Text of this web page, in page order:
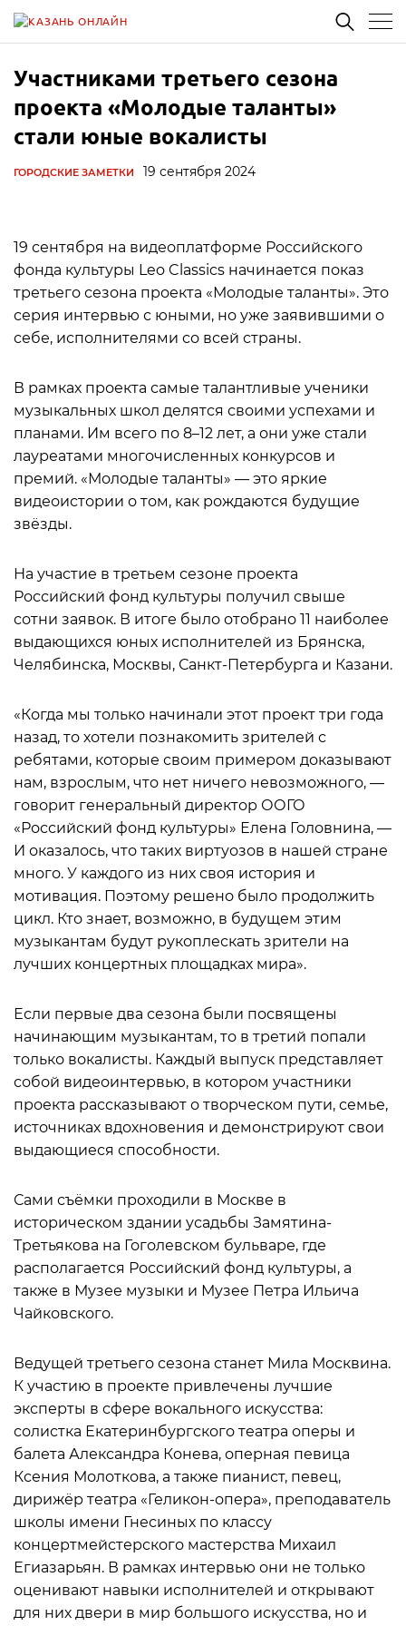
Участниками третьего сезона
проекта «Молодые таланты»
стали юные вокалисты
ГОРОДСКИЕ ЗАМЕТКИ 19 сентября 2024
19 сентября на видеоплатформе Российского
фонда культуры Leo Classics начинается показ
третьего сезона проекта «Молодые таланты». Это
серия интервью с юными, но уже заявившими о
себе, исполнителями со всей страны.
В рамках проекта самые талантливые ученики
музыкальных школ делятся своими успехами и
планами. Им всего по 8–12 лет, а они уже стали
лауреатами многочисленных конкурсов и
премий. «Молодые таланты» — это яркие
видеоистории о том, как рождаются будущие
звёзды.
На участие в третьем сезоне проекта
Российский фонд культуры получил свыше
сотни заявок. В итоге было отобрано 11 наиболее
выдающихся юных исполнителей из Брянска,
Челябинска, Москвы, Санкт-Петербурга и Казани.
«Когда мы только начинали этот проект три года
назад, то хотели познакомить зрителей с
ребятами, которые своим примером доказывают
нам, взрослым, что нет ничего невозможного, —
говорит генеральный директор ООГО
«Российский фонд культуры» Елена Головнина, —
И оказалось, что таких виртуозов в нашей стране
много. У каждого из них своя история и
мотивация. Поэтому решено было продолжить
цикл. Кто знает, возможно, в будущем этим
музыкантам будут рукоплескать зрители на
лучших концертных площадках мира».
Если первые два сезона были посвящены
начинающим музыкантам, то в третий попали
только вокалисты. Каждый выпуск представляет
собой видеоинтервью, в котором участники
проекта рассказывают о творческом пути, семье,
источниках вдохновения и демонстрируют свои
выдающиеся способности.
Сами съёмки проходили в Москве в
историческом здании усадьбы Замятина-
Третьякова на Гоголевском бульваре, где
располагается Российский фонд культуры, а
также в Музее музыки и Музее Петра Ильича
Чайковского.
Ведущей третьего сезона станет Мила Москвина.
К участию в проекте привлечены лучшие
эксперты в сфере вокального искусства:
солистка Екатеринбургского театра оперы и
балета Александра Конева, оперная певица
Ксения Молоткова, а также пианист, певец,
дирижёр театра «Геликон-опера», преподаватель
школы имени Гнесиных по классу
концертмейстерского мастерства Михаил
Егиазарьян. В рамках интервью они не только
оценивают навыки исполнителей и открывают
для них двери в мир большого искусства, но и